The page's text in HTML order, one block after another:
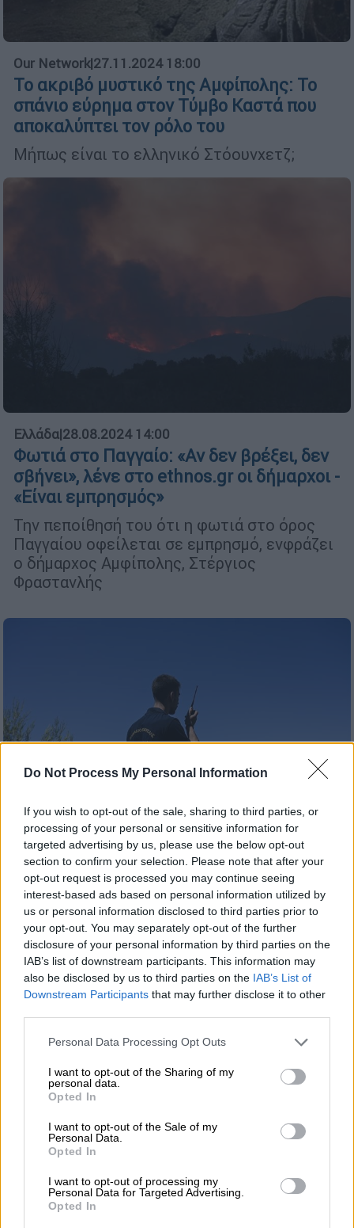
Do Not Process My Personal Information
If you wish to opt-out of the sale, sharing to third parties, or
processing of your personal or sensitive information for
targeted advertising by us, please use the below opt-out
section to confirm your selection. Please note that after your
opt-out request is processed you may continue seeing
interest-based ads based on personal information utilized by
us or personal information disclosed to third parties prior to
your opt-out. You may separately opt-out of the further
disclosure of your personal information by third parties on the
IAB’s list of downstream participants. This information may
also be disclosed by us to third parties on the IAB’s List of
Downstream Participants that may further disclose it to other
Please note that this website/app uses one or more Google
not limited to your visit or usage behaviour. You may click to
grant or deny consent to Google and its third-party tags to
use your data for below specified purposes in below Google
consent section.
Personal Data Processing Opt Outs
I want to opt-out of the Sharing of my
personal data.
Opted In
I want to opt-out of the Sale of my
Personal Data.
Opted In
I want to opt-out of processing my
Personal Data for Targeted Advertising.
Opted In
Our Network|27.11.2024 18:00
Το ακριβό μυστικό της Αμφίπολης: Το
σπάνιο εύρημα στον Τύμβο Καστά που
αποκαλύπτει τον ρόλο του
Μήπως είναι το ελληνικό Στόουνχετζ;
Ελλάδα|28.08.2024 14:00
Φωτιά στο Παγγαίο: «Αν δεν βρέξει, δεν
σβήνει», λένε στο ethnos.gr οι δήμαρχοι -
«Είναι εμπρησμός»
Την πεποίθησή του ότι η φωτιά στο όρος
Παγγαίου οφείλεται σε εμπρησμό, ενφράζει
ο δήμαρχος Αμφίπολης, Στέργιος
Φραστανλής
Ελλάδα 09.06.2024 16:05
Υπό έλεγχο η φωτιά στη Νέα Αμφίπολη
Σερρών
Από την πυρκαγιά δεν απειλήθηκαν
κατοικημένες περιοχές